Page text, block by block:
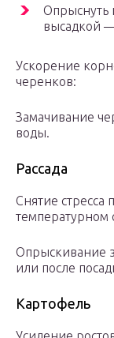
Опрыснуть
высадкой
Ускорение
черенков:
Замачивание
воды.
Рассада
Снятие стресса
температурном
Опрыскивание
или после
Картофель